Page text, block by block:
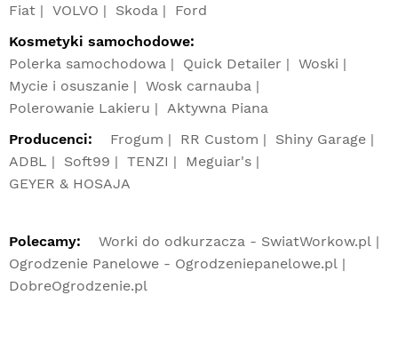
Fiat
VOLVO Skoda
Ford
Kosmetyki samochodowe:
Polerka samochodowa
Quick Detailer
Woski
Mycie i osuszanie
Wosk carnauba
Polerowanie Lakieru
Aktywna Piana
Producenci:
Frogum RR Custom
Shiny Garage
ADBL
Soft99 TENZI
Meguiar's
GEYER & HOSAJA
Polecamy:
Worki do odkurzacza - SwiatWorkow.pl
Ogrodzenie Panelowe - Ogrodzeniepanelowe.pl
DobreOgrodzenie.pl